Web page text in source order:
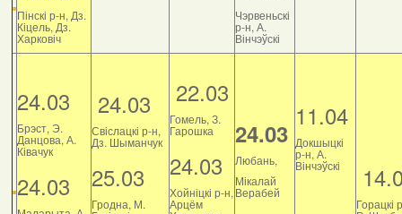
Пінскі р-н, Дз.
Кіцель, Дз.
Харковіч
Чэрвеньскі
р-н, А.
Вінчэўскі
24.03
Брэст, Э.
Данцова, А.
Ківачук
24.03
24.03
Свіслацкі р-н,
Дз. Шыманчук
25.03
Гродна, М.
22.03
Гомель, З.
Гарошка
24.03
Хойніцкі р-н,
Арцём
24.03
Любань,
Мікалай
Верабей
11.04
Докшыцкі
р-н, А.
Вінчэўскі
Горацкі